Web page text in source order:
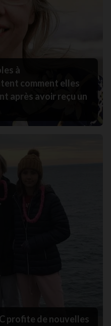
à
comment elles
après avoir reçu un
profite de nouvelles